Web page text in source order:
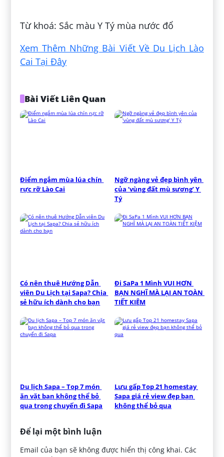
Từ khoá: Sắc màu Y Tý mùa nước đổ
Xem Thêm Những Bài Viết Về Du Lịch Lào
Cai Tại Đây
Bài Viết Liên Quan
Điểm ngắm mùa lúa chín
rực rỡ Lào Cai
Ngỡ ngàng vẻ đẹp bình yên
của ‘vùng đất mù sương’ Y
Tý
Có nên thuê Hướng Dẫn
viên Du Lịch tại Sapa? Chia
sẻ hữu ích dành cho bạn
Đi SaPa 1 Mình VUI HƠN
BẠN NGHĨ MÀ LẠI AN TOÀN
TIẾT KIỆM
Du lịch Sapa – Top 7 món
ăn vặt bạn không thể bỏ
qua trong chuyến đi Sapa
Lưu gấp Top 21 homestay
Sapa giá rẻ view đẹp bạn
không thể bỏ qua
Để lại một bình luận
Email của bạn sẽ không được hiển thị công khai. Các